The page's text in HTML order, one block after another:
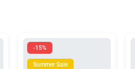
-15%
Summer Sale